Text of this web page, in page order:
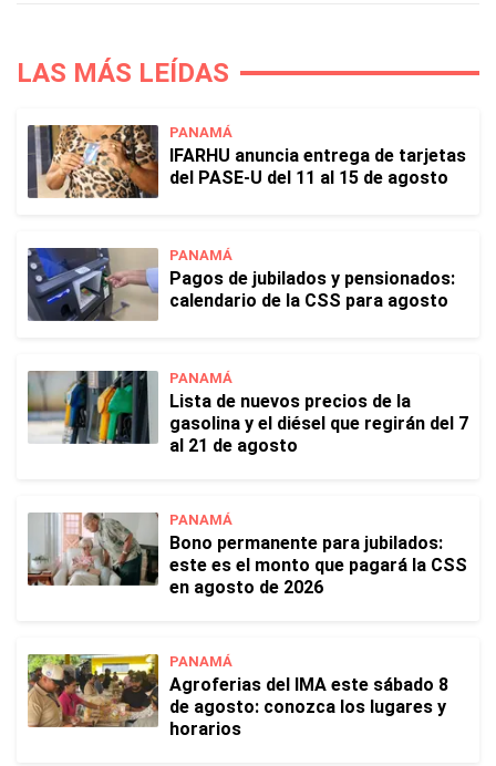
LAS MÁS LEÍDAS
PANAMÁ
IFARHU anuncia entrega de tarjetas
del PASE-U del 11 al 15 de agosto
PANAMÁ
Pagos de jubilados y pensionados:
calendario de la CSS para agosto
PANAMÁ
Lista de nuevos precios de la
gasolina y el diésel que regirán del 7
al 21 de agosto
PANAMÁ
Bono permanente para jubilados:
este es el monto que pagará la CSS
en agosto de 2026
PANAMÁ
Agroferias del IMA este sábado 8
de agosto: conozca los lugares y
horarios